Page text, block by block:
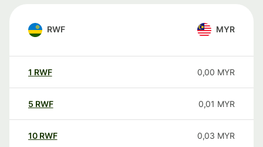
RWF MYR
1 RWF 0,00 MYR
5 RWF 0,01 MYR
10 RWF 0,03 MYR